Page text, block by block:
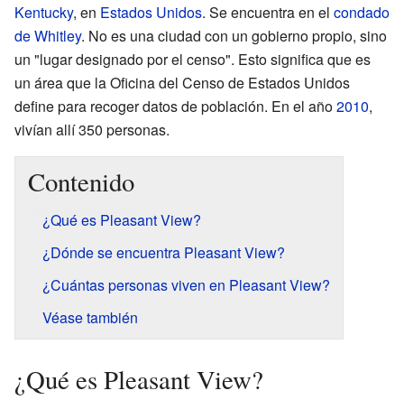
Kentucky, en Estados Unidos. Se encuentra en el condado
de Whitley. No es una ciudad con un gobierno propio, sino
un "lugar designado por el censo". Esto significa que es
un área que la Oficina del Censo de Estados Unidos
define para recoger datos de población. En el año2010,
vivían allí 350 personas.
Contenido
¿Qué es Pleasant View?
¿Dónde se encuentra Pleasant View?
¿Cuántas personas viven en Pleasant View?
Véase también
¿Qué es Pleasant View?